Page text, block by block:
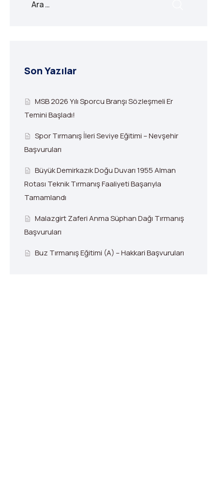
Son Yazılar
MSB 2026 Yılı Sporcu Branşı Sözleşmeli Er
Temini Başladı!
Spor Tırmanış İleri Seviye Eğitimi – Nevşehir
Başvuruları
Büyük Demirkazık Doğu Duvarı 1955 Alman
Rotası Teknik Tırmanış Faaliyeti Başarıyla
Tamamlandı
Malazgirt Zaferi Anma Süphan Dağı Tırmanış
Başvuruları
Buz Tırmanış Eğitimi (A) – Hakkari Başvuruları